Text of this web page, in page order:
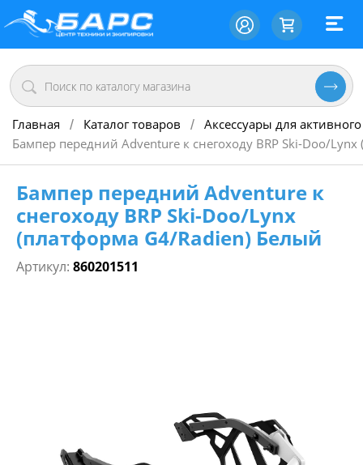
Главная / Каталог товаров / Аксессуары для
Бампер передний Adventure к снегоходу BRP Ski-Doo/
Бампер передний Adventure к
снегоходу BRP Ski-Doo/Lynx
(платформа G4/Radien) Белый
Артикул: 860201511